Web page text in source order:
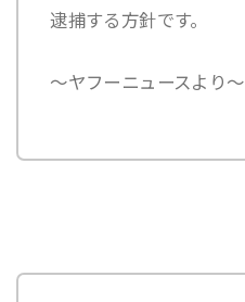
逮捕する方針です。
～ヤフーニュースより～